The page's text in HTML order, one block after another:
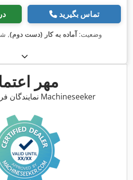
تماس بگیرید
وضعیت: آماده به کار (دست دوم),
مهر
نمایندگان فروش مورد تأیید Machineseeker